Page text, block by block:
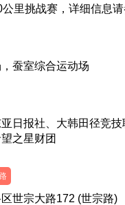
里挑战赛，详细信息
蚕室综合运动场
日报社、大韩田径竞技
之星财团
世宗大路172 (世宗路)